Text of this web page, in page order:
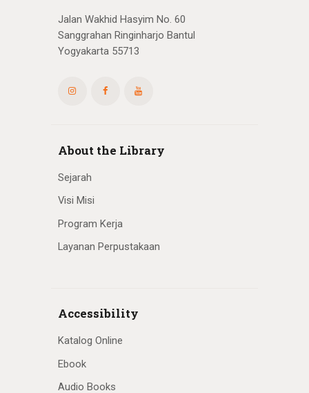
Jalan Wakhid Hasyim No. 60
Sanggrahan Ringinharjo Bantul
Yogyakarta 55713
About the Library
Sejarah
Visi Misi
Program Kerja
Layanan Perpustakaan
Accessibility
Katalog Online
Ebook
Audio Books